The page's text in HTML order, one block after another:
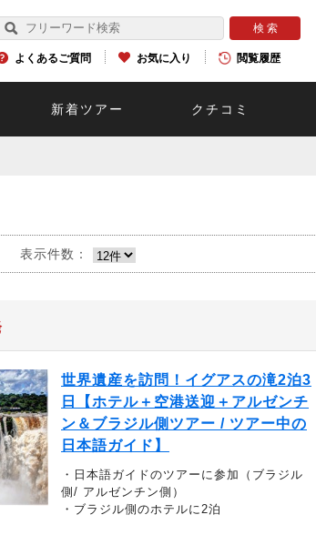
よくあるご質問 お気に入り 閲覧履歴
新着ツアー クチコミ
表示件数：
世界遺産を訪問！イグアスの滝2泊3
日【ホテル＋空港送迎＋アルゼンチ
ン＆ブラジル側ツアー / ツアー中の
日本語ガイド】
・日本語ガイドのツアーに参加（ブラジル
側/ アルゼンチン側）
・ブラジル側のホテルに2泊